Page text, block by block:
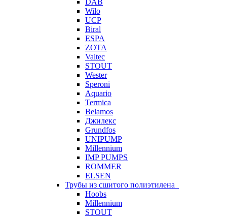
DAB
Wilo
UCP
Biral
ESPA
ZOTA
Valtec
STOUT
Wester
Speroni
Aquario
Termica
Belamos
Джилекс
Grundfos
UNIPUMP
Millennium
IMP PUMPS
ROMMER
ELSEN
Трубы из сшитого полиэтилена
Hoobs
Millennium
STOUT